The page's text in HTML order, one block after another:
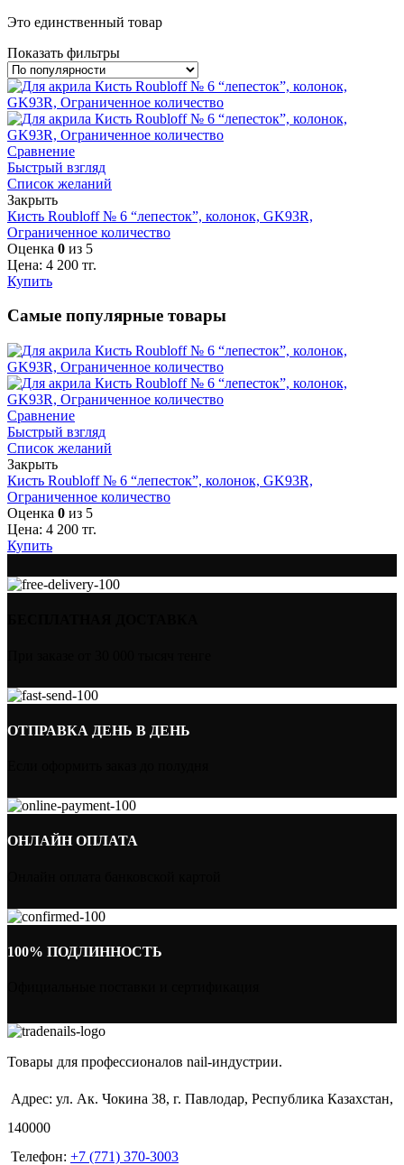
Это единственный товар
Показать фильтры
Сравнение
Быстрый взгляд
Список желаний
Закрыть
Кисть Roubloff № 6 “лепесток”, колонок, GK93R,
Ограниченное количество
Оценка 0 из 5
Цена: 4 200 тг.
Купить
Самые популярные товары
Сравнение
Быстрый взгляд
Список желаний
Закрыть
Кисть Roubloff № 6 “лепесток”, колонок, GK93R,
Ограниченное количество
Оценка 0 из 5
Цена: 4 200 тг.
Купить
ОТПРАВКА ДЕНЬ В ДЕНЬ
ОНЛАЙН ОПЛАТА
100% ПОДЛИННОСТЬ
Товары для профессионалов nail-индустрии.
Адрес: ул. Ак. Чокина 38, г. Павлодар, Республика Казахстан,
140000
Телефон: +7 (771) 370-3003